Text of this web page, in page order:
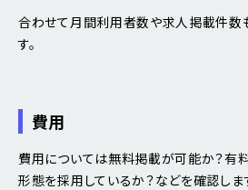
合わせて月間利用者数や求人掲載件数
す。
費用
費用については無料掲載が可能か？有
形態を採用しているか？などを確認しま